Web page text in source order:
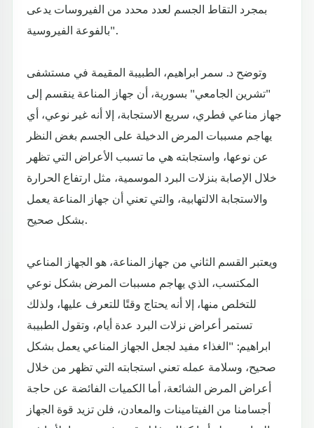
بمجرد التقاط الجسم لعدد محدد من الفيروسات يدعى
بالفوعة الفيروسية".
وتوضح د. سمر ابراهيم، الطبيبة المقيمة في مستشفى
"تشرين الجامعي" بسورية، أن جهاز المناعة ينقسم إلى
جهاز مناعي فطري، سريع الاستجابة، إلا أنه غير نوعي، أي
يهاجم مسببات المرض الدخيلة على الجسم بغض النظر
عن نوعها، واستجابته هي ما تسبب الأعراض التي تظهر
خلال الإصابة بنزلات البرد الموسمية، مثل ارتفاع الحرارة
والاستجابة الالتهابية، والتي تعني أن جهاز المناعة يعمل
بشكل صحيح.
ويعتبر القسم الثاني من جهاز المناعة، هو الجهاز المناعي
المكتسب، الذي يهاجم مسببات المرض بشكل نوعي
للتخلص منها، إلا أنه يحتاج وقتًا للتعرف عليها، ولذلك
تستمر أعراض نزلات البرد عدة أيام، وتقول الطبيبة
ابراهيم: "الغذاء مفيد لجعل الجهاز المناعي يعمل بشكل
صحيح، وسلامة عمله تعني استجابته التي تظهر من خلال
أعراض المرض الشائعة، أما الكميات الفائضة عن حاجة
أجسامنا من الفيتامينات والمعادن، فلن تزيد قوة الجهاز